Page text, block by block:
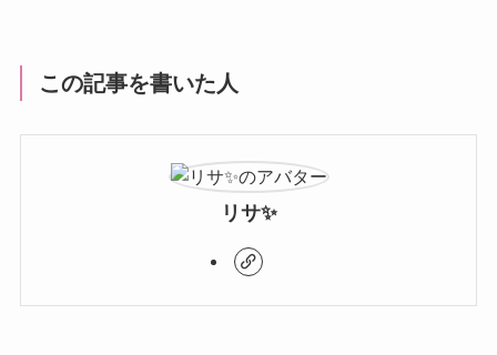
この記事を書いた人
リサ✨